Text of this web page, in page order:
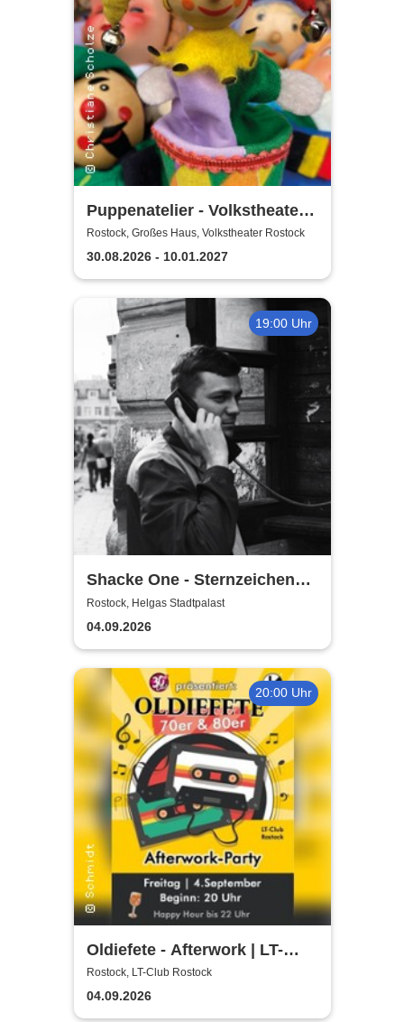
Puppenatelier - Volkstheater
Rostock
Rostock, Großes Haus, Volkstheater Rostock
30.08.2026 - 10.01.2027
19:00 Uhr
Shacke One - Sternzeichen
Boss Tour
Rostock, Helgas Stadtpalast
04.09.2026
20:00 Uhr
Oldiefete - Afterwork | LT-
Club Rostock
Rostock, LT-Club Rostock
04.09.2026